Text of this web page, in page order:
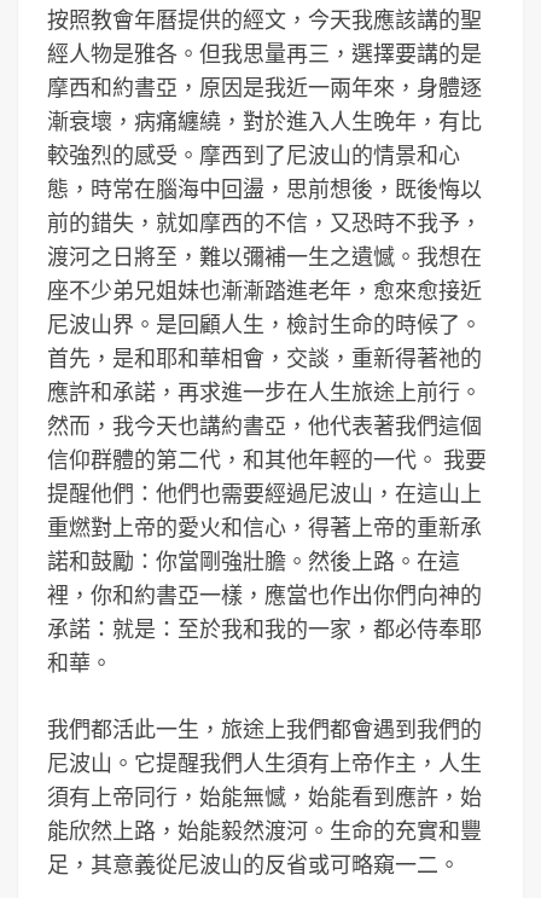
按照教會年曆提供的經文，今天我應該講的聖
經人物是雅各。但我思量再三，選擇要講的是
摩西和約書亞，原因是我近一兩年來，身體逐
漸衰壞，病痛纏繞，對於進入人生晚年，有比
較強烈的感受。摩西到了尼波山的情景和心
態，時常在腦海中回盪，思前想後，既後悔以
前的錯失，就如摩西的不信，又恐時不我予，
渡河之日將至，難以彌補一生之遺憾。我想在
座不少弟兄姐妹也漸漸踏進老年，愈來愈接近
尼波山界。是回顧人生，檢討生命的時候了。
首先，是和耶和華相會，交談，重新得著祂的
應許和承諾，再求進一步在人生旅途上前行。
然而，我今天也講約書亞，他代表著我們這個
信仰群體的第二代，和其他年輕的一代。 我要
提醒他們：他們也需要經過尼波山，在這山上
重燃對上帝的愛火和信心，得著上帝的重新承
諾和鼓勵：你當剛強壯膽。然後上路。在這
裡，你和約書亞一樣，應當也作出你們向神的
承諾：就是：至於我和我的一家，都必侍奉耶
和華。
我們都活此一生，旅途上我們都會遇到我們的
尼波山。它提醒我們人生須有上帝作主，人生
須有上帝同行，始能無憾，始能看到應許，始
能欣然上路，始能毅然渡河。生命的充實和豐
足，其意義從尼波山的反省或可略窺一二。